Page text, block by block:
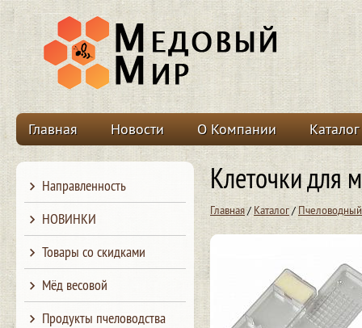
Главная Новости О Компании Каталог
Клеточки для
Главная/ Каталог/
Направленность
НОВИНКИ
Товары со скидками
Мёд весовой
Продукты пчеловодства